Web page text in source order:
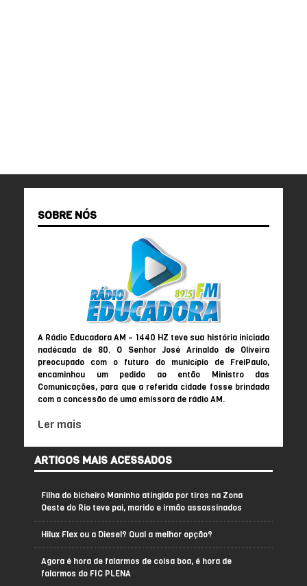
SOBRE NÓS
A Rádio Educadora AM – 1440 HZ teve sua história iniciada
nadécada de 80. O Senhor José Arinaldo de Oliveira
preocupado com o futuro do município de FreiPaulo,
encaminhou um pedido ao então Ministro das
Comunicações, para que a referida cidade fosse brindada
com a concessão de uma emissora de rádio AM.
Ler mais
ARTIGOS MAIS ACESSADOS
Filha do bicheiro Maninho atingida por tiros na Zona
Oeste do Rio teve pai, marido e irmão assassinados
Hilux Flex ou a Diesel? Qual a melhor opção?
Agora é hora de falarmos de coisa boa, é hora de
falarmos do FIC PLENA